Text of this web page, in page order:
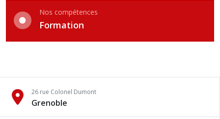
Nos compétences
Formation
26 rue Colonel Dumont
Grenoble